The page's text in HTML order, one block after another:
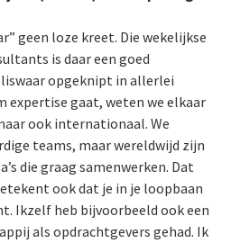
geen loze kreet. Die wekelijkse
is daar een goed
opgeknipt in allerlei
expertise gaat, weten we elkaar
ook internationaal. We
teams, maar wereldwijd zijn
die graag samenwerken. Dat
ook dat je in je loopbaan
Ikzelf heb bijvoorbeeld ook een
als opdrachtgevers gehad. Ik